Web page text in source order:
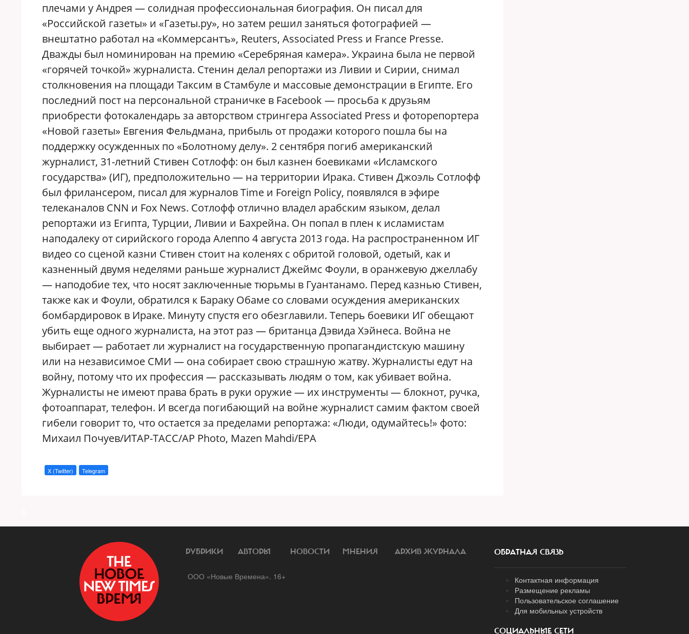
плечами у Андрея — солидная профессиональная биография. Он писал для
«Российской газеты» и «Газеты.ру», но затем решил заняться фотографией —
внештатно работал на «Коммерсантъ», Reuters, Associated Press и France Pressе.
Дважды был номинирован на премию «Серебряная камера». Украина была не первой
«горячей точкой» журналиста. Стенин делал репортажи из Ливии и Сирии, снимал
столкновения на площади Таксим в Стамбуле и массовые демонстрации в Египте. Его
последний пост на персональной страничке в Facebook — просьба к друзьям
приобрести фотокалендарь за авторством стрингера Associated Press и фоторепортера
«Новой газеты» Евгения Фельдмана, прибыль от продажи которого пошла бы на
поддержку осужденных по «Болотному делу». 2 сентября погиб американский
журналист, 31-летний Стивен Сотлофф: он был казнен боевиками «Исламского
государства» (ИГ), предположительно — на территории Ирака. Стивен Джоэль Сотлофф
был фрилансером, писал для журналов Time и Foreign Policy, появлялся в эфире
телеканалов CNN и Fox News. Сотлофф отлично владел арабским языком, делал
репортажи из Египта, Турции, Ливии и Бахрейна. Он попал в плен к исламистам
наподалеку от сирийского города Алеппо 4 августа 2013 года. На распространенном ИГ
видео со сценой казни Стивен стоит на коленях с обритой головой, одетый, как и
казненный двумя неделями раньше журналист Джеймс Фоули, в оранжевую джеллабу
— наподобие тех, что носят заключенные тюрьмы в Гуантанамо. Перед казнью Стивен,
также как и Фоули, обратился к Бараку Обаме со словами осуждения американских
бомбардировок в Ираке. Минуту спустя его обезглавили. Теперь боевики ИГ обещают
убить еще одного журналиста, на этот раз — британца Дэвида Хэйнеса. Война не
выбирает — работает ли журналист на государственную пропагандистскую машину
или на независимое СМИ — она собирает свою страшную жатву. Журналисты едут на
войну, потому что их профессия — рассказывать людям о том, как убивает война.
Журналисты не имеют права брать в руки оружие — их инструменты — блокнот, ручка,
фотоаппарат, телефон. И всегда погибающий на войне журналист самим фактом своей
гибели говорит то, что остается за пределами репортажа: «Люди, одумайтесь!» фото:
Михаил Почуев/ИТАР-ТАСС/AP Photo, Mazen Mahdi/EPA
X (Twitter) Telegram
РУБРИКИ АВТОРЫ НОВОСТИ МНЕНИЯ АРХИВ ЖУРНАЛА
ООО «Новые Времена». 16+
ОБРАТНАЯ СВЯЗЬ
Контактная информация
Размещение рекламы
Пользовательское соглашение
Для мобильных устройств
СОЦИАЛЬНЫЕ СЕТИ